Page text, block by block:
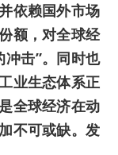
依赖国外市场
额，对全球经
冲击”。同时也
业生态体系正
全球经济在动
不可或缺。发